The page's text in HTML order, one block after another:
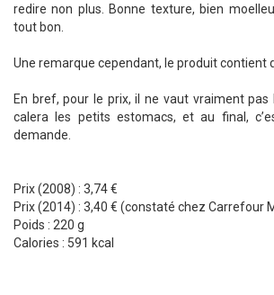
redire non plus. Bonne texture, bien
tout bon.
Une remarque cependant, le produit contient
En bref, pour le prix, il ne vaut vraiment pas
calera les petits estomacs, et au final,
demande.
Prix (2008) : 3,74 €
Prix (2014) : 3,40 € (constaté chez Carrefour
Poids : 220 g
Calories : 591 kcal